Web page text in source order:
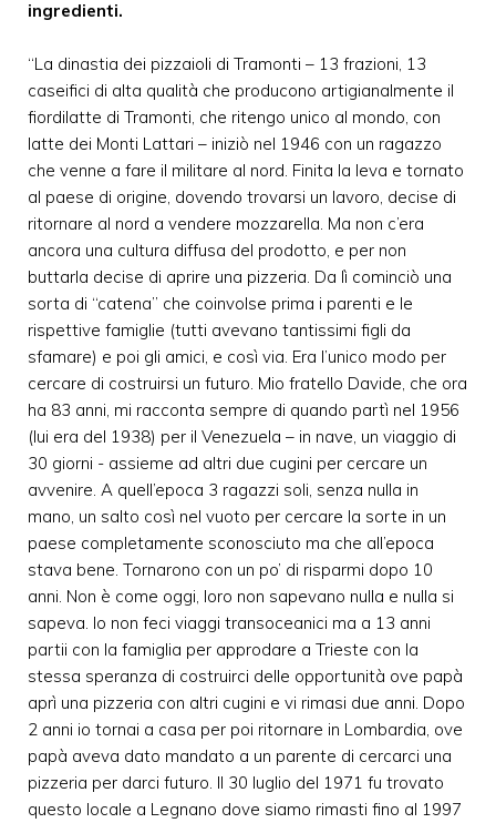
ingredienti.
“La dinastia dei pizzaioli di Tramonti – 13 frazioni, 13
caseifici di alta qualità che producono artigianalmente il
fiordilatte di Tramonti, che ritengo unico al mondo, con
latte dei Monti Lattari – iniziò nel 1946 con un ragazzo
che venne a fare il militare al nord. Finita la leva e tornato
al paese di origine, dovendo trovarsi un lavoro, decise di
ritornare al nord a vendere mozzarella. Ma non c’era
ancora una cultura diffusa del prodotto, e per non
buttarla decise di aprire una pizzeria. Da lì cominciò una
sorta di “catena” che coinvolse prima i parenti e le
rispettive famiglie (tutti avevano tantissimi figli da
sfamare) e poi gli amici, e così via. Era l’unico modo per
cercare di costruirsi un futuro. Mio fratello Davide, che ora
ha 83 anni, mi racconta sempre di quando partì nel 1956
(lui era del 1938) per il Venezuela – in nave, un viaggio di
30 giorni - assieme ad altri due cugini per cercare un
avvenire. A quell’epoca 3 ragazzi soli, senza nulla in
mano, un salto così nel vuoto per cercare la sorte in un
paese completamente sconosciuto ma che all’epoca
stava bene. Tornarono con un po’ di risparmi dopo 10
anni. Non è come oggi, loro non sapevano nulla e nulla si
sapeva. Io non feci viaggi transoceanici ma a 13 anni
partii con la famiglia per approdare a Trieste con la
stessa speranza di costruirci delle opportunità ove papà
aprì una pizzeria con altri cugini e vi rimasi due anni. Dopo
2 anni io tornai a casa per poi ritornare in Lombardia, ove
papà aveva dato mandato a un parente di cercarci una
pizzeria per darci futuro. Il 30 luglio del 1971 fu trovato
questo locale a Legnano dove siamo rimasti fino al 1997